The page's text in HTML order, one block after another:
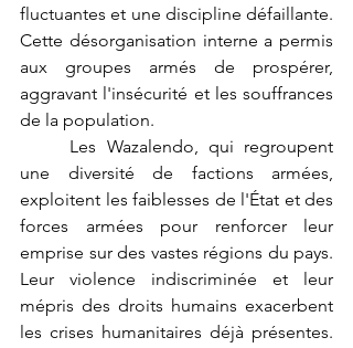
fluctuantes et une discipline défaillante.
Cette désorganisation interne a permis
aux groupes armés de prospérer,
aggravant l'insécurité et les souffrances
de la population.
une diversité de factions armées,
exploitent les faiblesses de l'État et des
forces armées pour renforcer leur
emprise sur des vastes régions du pays.
Leur violence indiscriminée et leur
mépris des droits humains exacerbent
les crises humanitaires déjà présentes.